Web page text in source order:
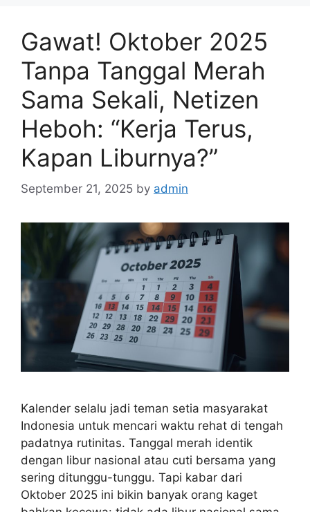
Gawat! Oktober 2025
Tanpa Tanggal Merah
Sama Sekali, Netizen
Heboh: “Kerja Terus,
Kapan Liburnya?”
September 21, 2025 by admin
Kalender selalu jadi teman setia masyarakat
Indonesia untuk mencari waktu rehat di tengah
padatnya rutinitas. Tanggal merah identik
dengan libur nasional atau cuti bersama yang
sering ditunggu-tunggu. Tapi kabar dari
Oktober 2025 ini bikin banyak orang kaget